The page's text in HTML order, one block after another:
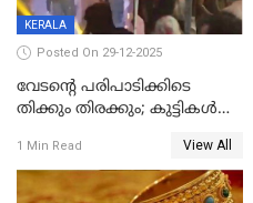
KERALA
Posted On 29-12-2025
വേടന്റെ പരിപാടിക്കിടെ
തിക്കും തിരക്കും; കുട്ടികള്‍
പരിക്ക്; പാളം മറികടന്ന
യുവാവ് ട്രെയിന്‍ തട്ടി മരിച്ചു
1 Min Read View All